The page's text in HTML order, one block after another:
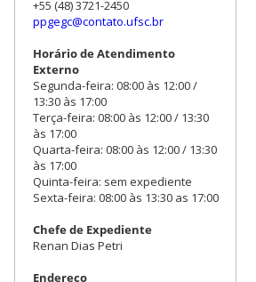
+55 (48) 3721-2450
ppgegc@contato.ufsc.br
Horário de Atendimento
Externo
Segunda-feira: 08:00 às 12:00 /
13:30 às 17:00
Terça-feira: 08:00 às 12:00 / 13:30
às 17:00
Quarta-feira: 08:00 às 12:00 / 13:30
às 17:00
Quinta-feira: sem expediente
Sexta-feira: 08:00 às 13:30 as 17:00
Chefe de Expediente
Renan Dias Petri
Endereço